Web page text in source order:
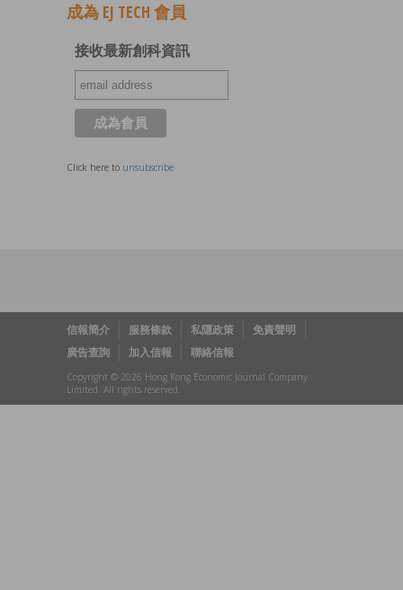
成為 EJ TECH 會員
接收最新創科資訊
Click here to unsubscribe
信報簡介 服務條款 私隱政策
免責聲明
廣告查詢
加入信報 聯絡信報
Copyright © 2026 Hong Kong Economic Journal Company
Limited. All rights reserved.